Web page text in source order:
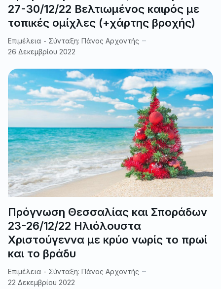
27-30/12/22 Βελτιωμένος καιρός με
τοπικές ομίχλες (+χάρτης βροχής)
Επιμέλεια - Σύνταξη: Πάνος Αρχοντής
26 Δεκεμβρίου 2022
Πρόγνωση Θεσσαλίας και Σποράδων
23-26/12/22 Ηλιόλουστα
Χριστούγεννα με κρύο νωρίς το πρωί
και το βράδυ
Επιμέλεια - Σύνταξη: Πάνος Αρχοντής
22 Δεκεμβρίου 2022